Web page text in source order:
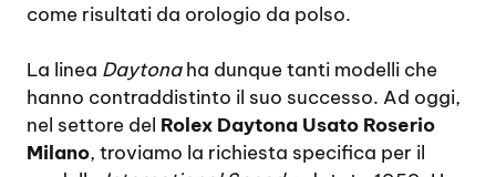
come risultati da orologio da polso.
La linea Daytonaha dunque tanti modelli che
hanno contraddistinto il suo successo. Ad oggi,
nel settore del Rolex Daytona Usato Roserio
Milano, troviamo la richiesta specifica per il